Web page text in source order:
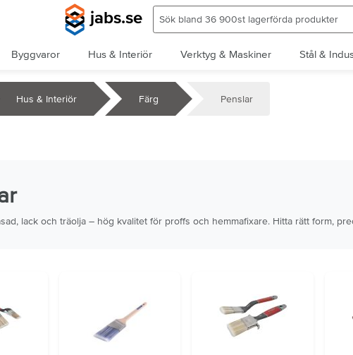
jabs.se
Byggvaror Hus & Interiör Verktyg & Maskiner Stål &
Hus & Interiör Färg Penslar
lack och träolja – hög kvalitet för proffs och hemmafixare. Hitta rätt form,